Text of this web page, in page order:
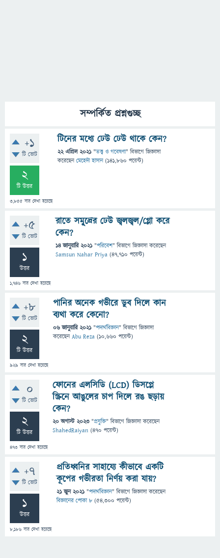
সম্পর্কিত প্রশ্নগুচ্ছ
+1
টি ভোট
2
টি উত্তর
3,855 বার দেখা হয়েছে
টিনের মধ্যে ঢেউ ঢেউ থাকে কেন?
22 এপ্রিল 2021 "তত্ত্ব ও গবেষণা" বিভাগে জিজ্ঞাসা
করেছেনমেহেদী হাসান (141,860 পয়েন্ট)
+5
টি ভোট
1
উত্তর
1,746 বার দেখা হয়েছে
রাতে সমু্দ্রের ঢেউ জ্বলজ্বল/গ্লো করে
কেন?
14 জানুয়ারি 2021 "পরিবেশ" বিভাগে জিজ্ঞাসাকরেছেন
Samsun Nahar Priya (47,710 পয়েন্ট)
+8
টি ভোট
2
টি উত্তর
929 বার দেখা হয়েছে
পানির অনেক গভীরে ডুব দিলে কান
ব্যথা করে কেনো?
06 জানুয়ারি 2021 "পদার্থবিজ্ঞান" বিভাগে জিজ্ঞাসা
করেছেনAbu Reza (10,660 পয়েন্ট)
0
টি ভোট
2
টি উত্তর
473 বার দেখা হয়েছে
ফোনের এলসিডি (LCD) ডিসপ্লে
স্ক্রিনে আঙুলের চাপ দিলে রঙ ছড়ায়
কেন?
20 অগাস্ট 2023 "প্রযুক্তি" বিভাগে জিজ্ঞাসাকরেছেন
ShahedRaiyan (470 পয়েন্ট)
+7
টি ভোট
1
উত্তর
8,186 বার দেখা হয়েছে
প্রতিধ্বনির সাহায্যে কীভাবে একটি
কূপের গভীরতা নির্ণয় করা যায়?
21 জুন 2021 "পদার্থবিজ্ঞান" বিভাগে জিজ্ঞাসাকরেছেন
বিজ্ঞানের পোকা ৮ (54,300 পয়েন্ট)